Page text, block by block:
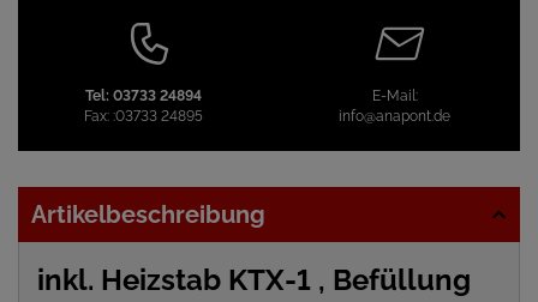
Tel: 03733 24894
Fax: :03733 24895
E-Mail:
info@anapont.de
Artikelbeschreibung
inkl. Heizstab KTX-1 , Befüllung